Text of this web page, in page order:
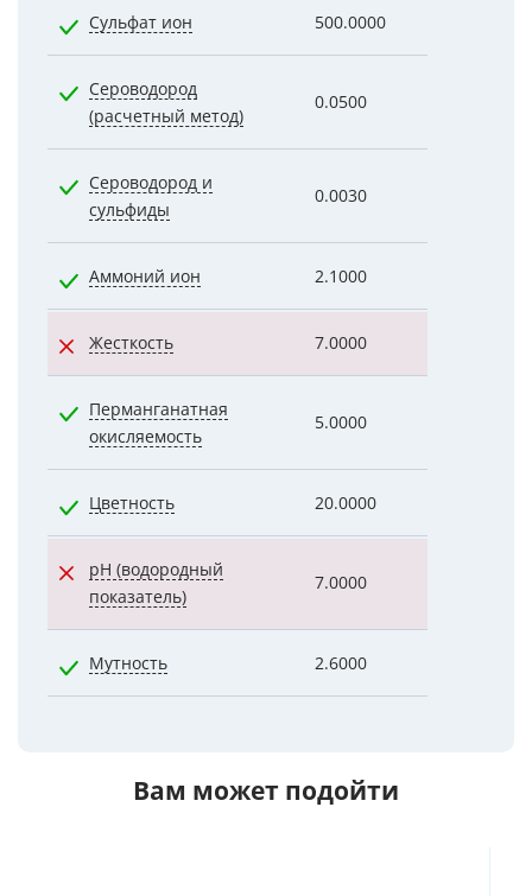
Сульфат ион 500.0000
Сероводород
(расчетный метод)
0.0500
Сероводород и
сульфиды
0.0030
Аммоний ион 2.1000
Жесткость 7.0000
Перманганатная
окисляемость
5.0000
Цветность 20.0000
pH (водородный
показатель)
7.0000
Мутность 2.6000
Вам может подойти